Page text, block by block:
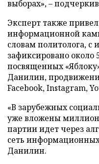
выборах», –
Эксперт также
информационной
словам политолога, с
зафиксировано около
посвященных
Данилин,
Facebook, Instagram,
«В зарубежных
уже вложены
партии идет через
сеть информационных
Данилин.